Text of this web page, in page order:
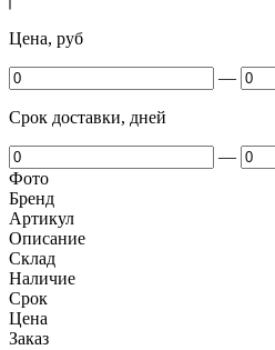
Цена, руб
—
Срок доставки, дней
—
Фото
Бренд
Артикул
Описание
Cклад
Наличие
Срок
Цена
Заказ